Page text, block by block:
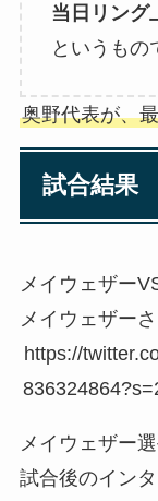
当日リング
というもの
奥野代表が、
試合結果
メイウェザー
メイウェザー
https://
メイウェザー
試合後のイン